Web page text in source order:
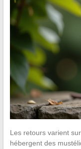
Les retours varient
hébergent des